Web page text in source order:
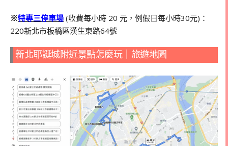
※特專三停車場 (收費每小時 20 元，例假日每小時30元)：
220新北市板橋區漢生東路64號
新北耶誕城附近景點怎麼玩｜旅遊地圖